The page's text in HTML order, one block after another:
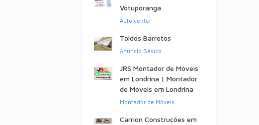
Votuporanga
Auto center
Toldos Barretos
Anúncio Básico
JRS Montador de Móveis
em Londrina | Montador
de Móveis em Londrina
Montador de Móveis
Carrion Construções em